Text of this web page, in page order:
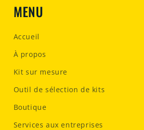
MENU
Accueil
À propos
Kit sur mesure
Outil de sélection de kits
Boutique
Services aux entreprises